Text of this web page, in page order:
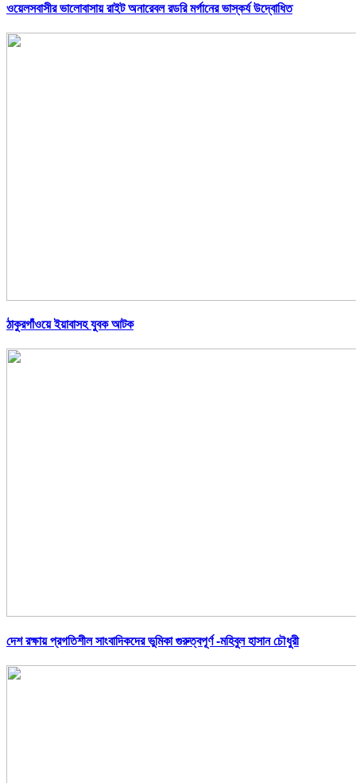
ওয়েলসবাসীর ভালোবাসায় রাইট অনারেবল রডরি মর্গানের ভাস্কর্য উদ্বোধিত
ঠাকুরগাঁওয়ে ইয়াবাসহ যুবক আটক
দেশ রক্ষায় প্রগতিশীল সাংবাদিকদের ভুমিকা গুরুত্বপূর্ণ -মহিবুল হাসান চৌধুরী